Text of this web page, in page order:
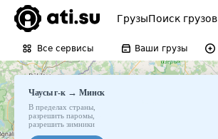
ГрузыПоиск грузов
Все сервисы Ваши грузы
Чаусы г-к → Минск
В пределах страны
разрешить паромы
разрешить зимники